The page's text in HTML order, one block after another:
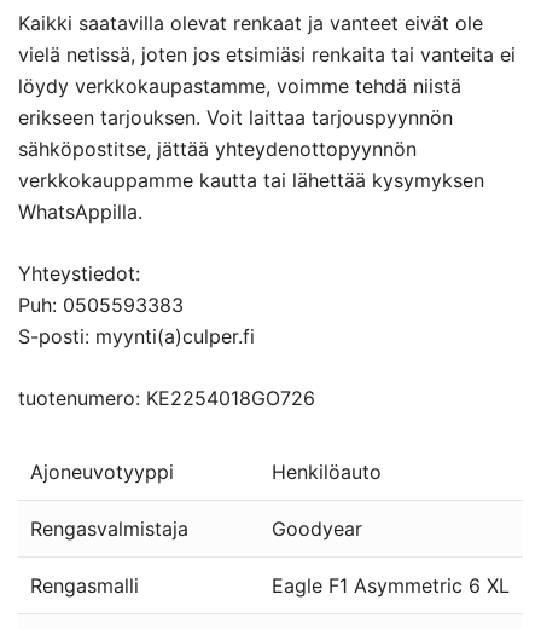
Kaikki saatavilla olevat renkaat ja vanteet eivät ole
vielä netissä, joten jos etsimiäsi renkaita tai vanteita ei
löydy verkkokaupastamme, voimme tehdä niistä
erikseen tarjouksen. Voit laittaa tarjouspyynnön
sähköpostitse, jättää yhteydenottopyynnön
verkkokauppamme kautta tai lähettää kysymyksen
WhatsAppilla.
Yhteystiedot:
Puh: 0505593383
S-posti: myynti(a)culper.fi
tuotenumero: KE2254018GO726
Ajoneuvotyyppi Henkilöauto
Rengasvalmistaja Goodyear
Rengasmalli Eagle F1 Asymmetric 6 XL